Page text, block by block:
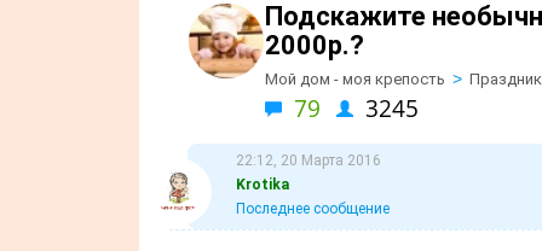
Подскажите
2000р.?
Мой дом - моя крепость >
79 3245
22:12, 20 Марта 2016
Krotika
Последнее сообщение